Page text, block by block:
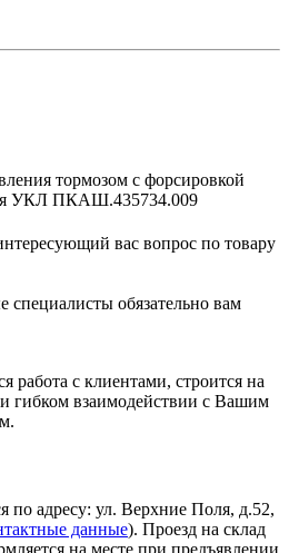
тормозом с форсировкой
УКЛ ПКАШ.435734.009
вас вопрос по товару
обязательно вам
работа с клиентами, строится на
гибком взаимодействии с Вашим
по адресу: ул. Верхние Поля, д.52,
данные). Проезд на склад
на месте при предъявлении